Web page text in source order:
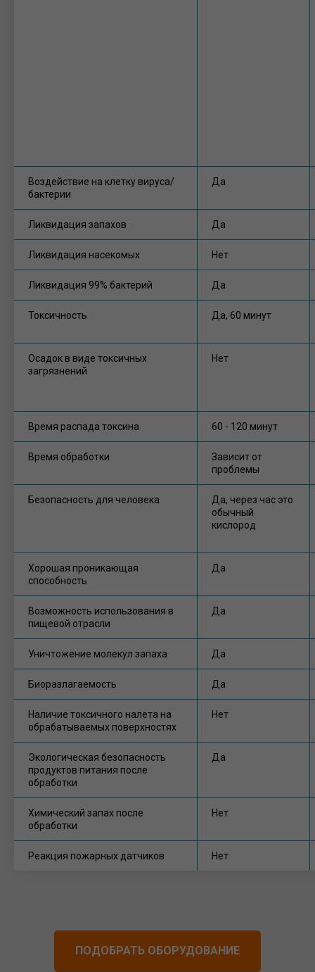
Воздействие на клетку вируса/
бактерии
Да
Ликвидация запахов Да
Ликвидация насекомых Нет
Ликвидация 99% бактерий Да
Токсичность Да, 60 минут
Осадок в виде токсичных
загрязнений
Нет
Время распада токсина 60 - 120 минут
Время обработки
Зависит от
проблемы
Безопасность для человека
Да, через час это
обычный
кислород
Хорошая проникающая
способность
Да
Возможность использования в
пищевой отрасли
Да
Уничтожение молекул запаха Да
Биоразлагаемость Да
Наличие токсичного налета на
обрабатываемых поверхностях
Нет
Экологическая безопасность
продуктов питания после
обработки
Да
Химический запах после
обработки
Нет
Реакция пожарных датчиков Нет
ПОДОБРАТЬ ОБОРУДОВАНИЕ